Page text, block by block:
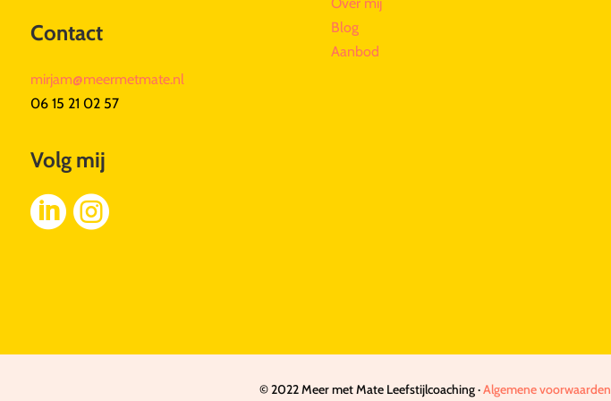
Contact
mirjam@meermetmate.nl
06 15 21 02 57
Volg mij
 
Blog
Aanbod
© 2022 Meer met Mate Leefstijlcoaching ·Algemene voorwaarden